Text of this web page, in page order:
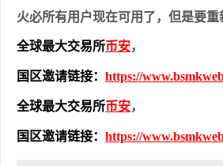
火必所有用户现在可用了，但是要重
全球最大交易所币安，
国区邀请链接： https://
全球最大交易所币安，
国区邀请链接： https://